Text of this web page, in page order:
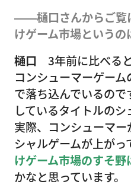
――樋口さんからご覧
けゲーム市場というの
樋口 3年前に比べる
コンシューマーゲー
で落ち込んでいるの
しているタイトルのシ
実際、コンシューマ
シャルゲームが上がっ
けゲーム市場のすそ
かなと思っています。